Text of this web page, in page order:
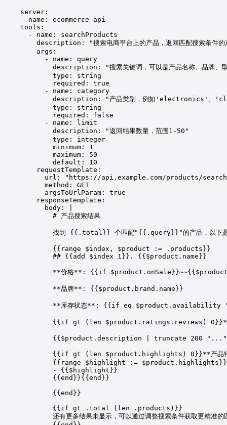
server :
name : ecommerce-api
tools :
- name : searchProducts
description :
"搜索电商平台上的产品，返回匹配搜索条件
args :
- name : query
description :
"搜索关键词，可以是产品名称、品牌、
type : string
required : true
- name : category
description :
"产品类别，例如'electronics'、
type : string
required : false
- name : limit
description :
"返回结果数量，范围1-50"
type : integer
minimum : 1
maximum : 50
default : 10
requestTemplate :
url :
"https://api.example.com/products/
method : GET
argsToUrlParam : true
responseTemplate :
body :
# 产品搜索结果
找到 {{.total}} 个匹配"{{.query}}"的产品，以下
{{range $index, $product := .products}}
## {{add $index 1}}. {{$product.name}}
**价格**: {{if
**品牌**: {{$product.brand.name}}
**库存状态**: {{if eq $product.availability
{{if gt (len $product.ratings.reviews) 0}}**
{{$product.description | truncate 200
{{if gt (len $product.highlights) 0}}**产品
{{range $highlight := $product.highlights}}
- {{$highlight}}
{{end}}{{end}}
{{end}}
{{if gt .total (len .products)}}
还有更多结果未显示，可以通过调整搜索条件获取更精准的